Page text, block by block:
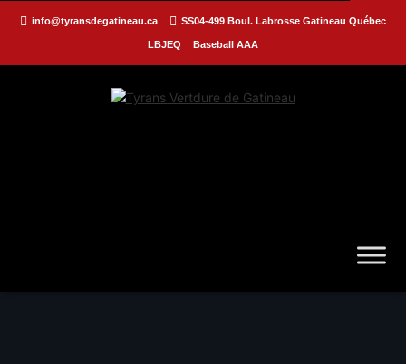
info@tyransdegatineau.ca SS04-499 Boul. Labrosse Gatineau Québec
LBJEQ Baseball AAA